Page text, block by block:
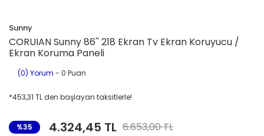
Sunny
CORUIAN Sunny 86'' 218 Ekran Tv Ekran Koruyucu /
Ekran Koruma Paneli
(0) Yorum - 0 Puan
*453,31 TL den başlayan taksitlerle!
%35 4.324,45 TL 6.653,00 TL